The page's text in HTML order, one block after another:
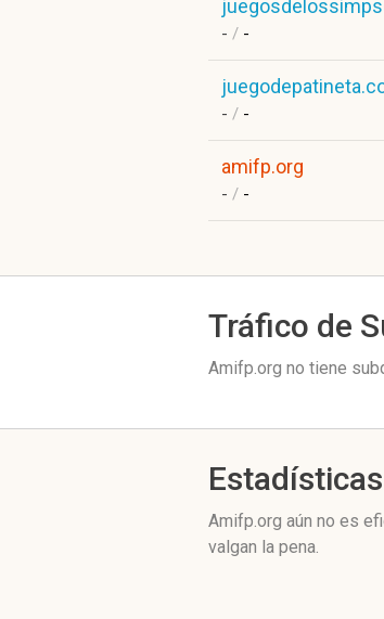
- / -
- / -
amifp.org
- / -
Tráfico de
Amifp.org no tiene
Estadísticas
Amifp.org aún no es
valgan la pena.